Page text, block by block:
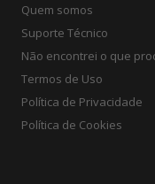
Quem somos
Suporte Técnico
Não encontrei o que
Termos de Uso
Política de Privacidade
Política de Cookies